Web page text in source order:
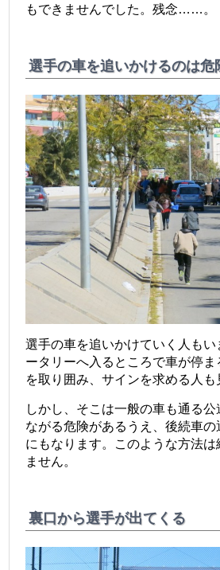
もできませんでした。残念……。
選手の車を追いかけるのは危
選手の車を追いかけていく人もい
ータリーへ入るところで車が停
を取り囲み、サインを求める人も
しかし、そこは一般の車も通る
ながる危険があるうえ、後続車の
にもなります。このような方法は
ません。
裏口から選手が出てくる